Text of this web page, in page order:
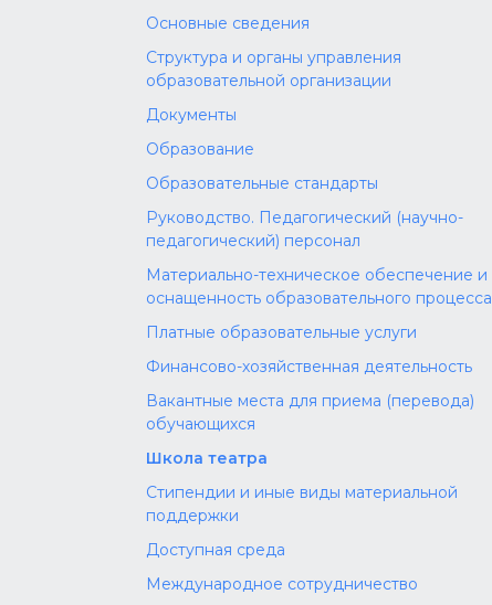
Основные сведения
Структура и органы управления
образовательной организации
Документы
Образование
Образовательные стандарты
Руководство. Педагогический (научно-
педагогический) персонал
Материально-техническое обеспечение и
оснащенность образовательного процесса
Платные образовательные услуги
Финансово-хозяйственная деятельность
Вакантные места для приема (перевода)
обучающихся
Школа театра
Стипендии и иные виды материальной
поддержки
Доступная среда
Международное сотрудничество